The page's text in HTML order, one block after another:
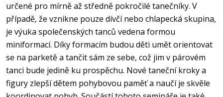
určené pro mírně až středně pokročilé tanečníky. V
případě, že vznikne pouze dívčí nebo chlapecká skupina,
je výuka společenských tanců vedena formou
miniformací. Díky formacím budou děti umět orientovat
se na parketě a tančit sám ze sebe, což jim v párovém
tanci bude jedině ku prospěchu. Nové taneční kroky a
figury zlepší dětem pohybovou paměť a naučí je skvěle